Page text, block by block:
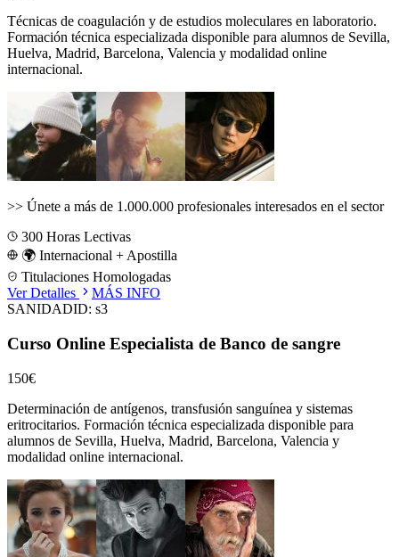
Técnicas de coagulación y de estudios moleculares en laboratorio.
Formación técnica especializada disponible para alumnos de Sevilla,
Huelva, Madrid, Barcelona, Valencia y modalidad online
internacional.
>> Únete a más de 1.000.000 profesionales interesados en el sector
300 Horas Lectivas
🌍 Internacional + Apostilla
Titulaciones Homologadas
Ver Detalles
MÁS INFO
SANIDADID: s3
Curso Online Especialista de Banco de sangre
150€
Determinación de antígenos, transfusión sanguínea y sistemas
eritrocitarios. Formación técnica especializada disponible para
alumnos de Sevilla, Huelva, Madrid, Barcelona, Valencia y
modalidad online internacional.